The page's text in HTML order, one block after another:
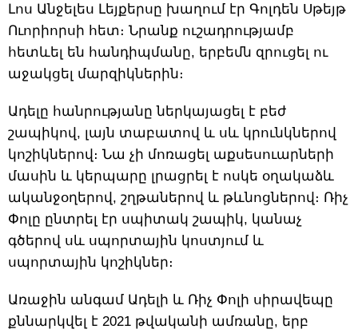
Լոս Անջելես Լեյքերսը խաղում էր Գոլդեն Սթեյթ
Ուորիորսի հետ։ Նրանք ուշադրությամբ
հետևել են հանդիպմանը, երբեմն զրուցել ու
աջակցել մարզիկներին։
Ադելը հանրությանը ներկայացել է բեժ
շապիկով, լայն տաբատով և սև կրունկներով
կոշիկներով։ Նա չի մոռացել աքսեսուարների
մասին և կերպարը լրացրել է ոսկե օղակաձև
ականջօղերով, շղթաներով և թևնոցներով։ Ռիչ
Փոլը ընտրել էր սպիտակ շապիկ, կանաչ
գծերով սև սպորտային կոստյում և
սպորտային կոշիկներ։
Առաջին անգամ Ադելի և Ռիչ Փոլի սիրավեպը
քննարկվել է 2021 թվականի ամռանը, երբ